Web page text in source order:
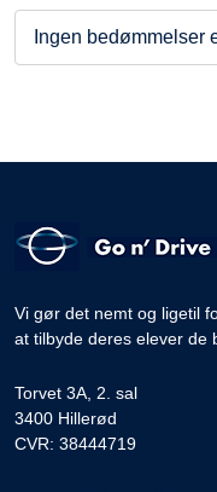
Ingen bedømmelser
Vi gør det nemt og ligetil
at tilbyde deres elever de
Torvet 3A, 2. sal
3400 Hillerød
CVR: 38444719